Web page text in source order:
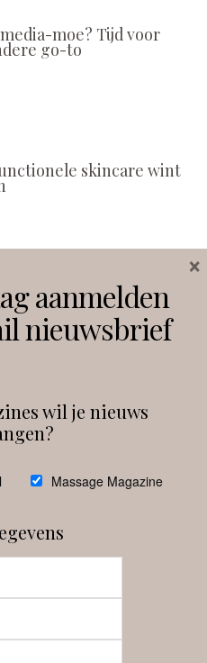
moe? Tijd voor
go-to
skincare wint
Facebook
aanmelden
nieuwsbrief
wil je nieuws
Massage Magazine
×